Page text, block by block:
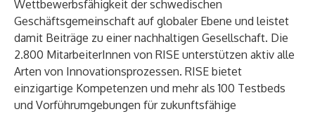
Wettbewerbsfähigkeit der schwedischen
Geschäftsgemeinschaft auf globaler Ebene und leistet
damit Beiträge zu einer nachhaltigen Gesellschaft. Die
2.800 MitarbeiterInnen von RISE unterstützen aktiv alle
Arten von Innovationsprozessen. RISE bietet
einzigartige Kompetenzen und mehr als 100 Testbeds
und Vorführumgebungen für zukunftsfähige